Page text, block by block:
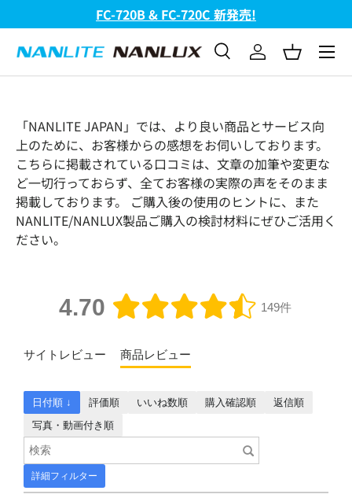
コンテンツへスキップ
FC-720B & FC-720C 新発売!
検索
検索 ログインバスケッ
メニ
「NANLITE JAPAN」では、より良い商品とサービス向
上のために、お客様からの感想をお伺いしております。
こちらに掲載されている口コミは、文章の加筆や変更な
ど一切行っておらず、全てお客様の実際の声をそのまま
掲載しております。 ご購入後の使用のヒントに、また
NANLITE/NANLUX製品ご購入の検討材料にぜひご活用く
ださい。
4.70 149件
サイトレビュー 商品レビュー
詳細フィルター
日付順 ↓ 評価順 いいね数順 購入確認順
返信順
写真・動画付き順